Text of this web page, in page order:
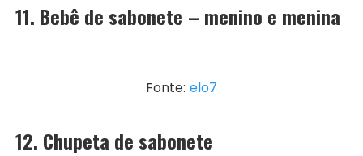
11. Bebê de sabonete – menino e menina
Fonte: elo7
12. Chupeta de sabonete